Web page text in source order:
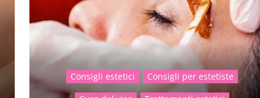
Consigli estetici
Consigli per estetiste